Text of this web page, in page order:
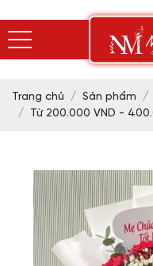
Trang chủ Sản phẩm
Từ 200.000 VND -